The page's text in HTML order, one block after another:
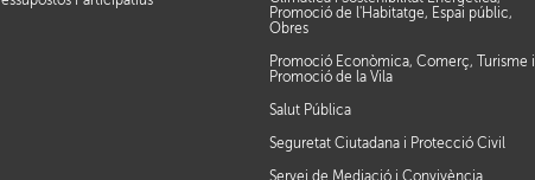
Promoció de l'Habitatge, Espai públic,
Obres
Promoció Econòmica, Comerç, Turisme i
Promoció de la Vila
Salut Pública
Seguretat Ciutadana i Protecció Civil
Servei de Mediació i Convivència